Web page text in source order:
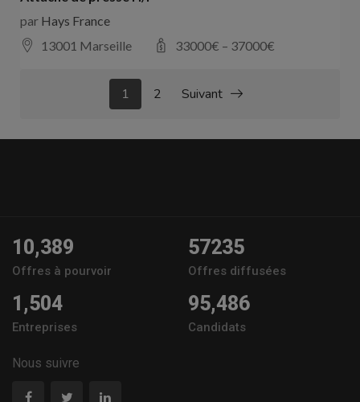
par Hays France
13001 Marseille
33000€ – 37000€
1 2 Suivant
10,389
Offres à pourvoir
57235
Offres diffusées
1,504
Entreprises
95,486
Candidats
Nous suivre